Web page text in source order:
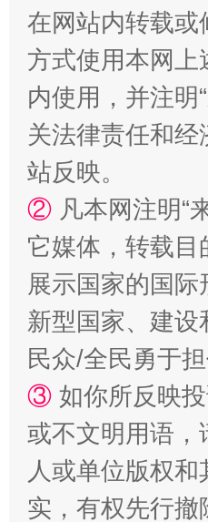
漫山遍野的桃花与雪山、麦
招工难、用工荒背
在网站内转载或
方式使用本网
内使用，并注明
关法律责任和
站反映。
② 凡本网注明“
它媒体，转载
展示国家的国
新型国家、建
民众/全民勇于
③ 如你所反映
或不文明用语，
人或单位版权
实，有权先行